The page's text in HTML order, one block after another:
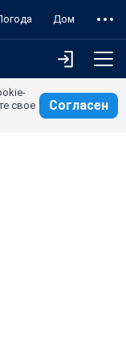
Дом
свое
Согласен